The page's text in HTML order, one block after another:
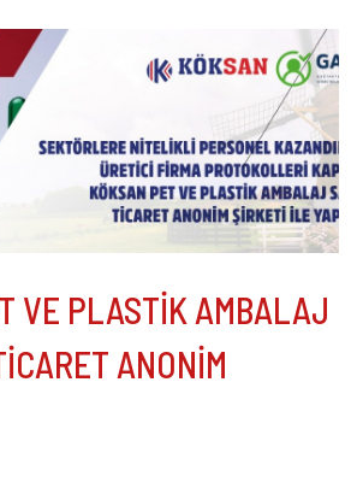
VE PLASTİK AMBALAJ
ANONİM